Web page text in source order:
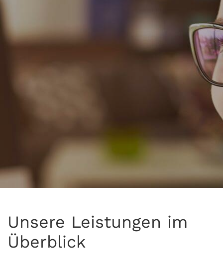
Unsere Leistungen im
Überblick